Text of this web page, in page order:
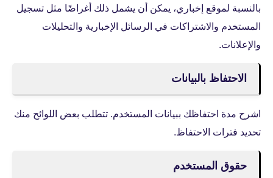
بالنسبة لموقع إخباري، يمكن أن يشمل ذلك أغراضًا مثل تسجيل
المستخدم والاشتراكات في الرسائل الإخبارية والتحليلات
والإعلانات.
الاحتفاظ بالبيانات
اشرح مدة احتفاظك ببيانات المستخدم. تتطلب بعض اللوائح منك
تحديد فترات الاحتفاظ.
حقوق المستخدم